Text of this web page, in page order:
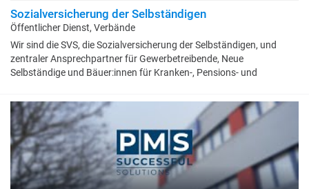
Sozialversicherung der Selbständigen
Öffentlicher Dienst, Verbände
Wir sind die SVS, die Sozialversicherung der Selbständigen, und
zentraler Ansprechpartner für Gewerbetreibende, Neue
Selbständige und Bäuer:innen für Kranken-, Pensions- und
Kundenberater:innen, IT-Spezialist:innen oder
Gesundheitsförderungs-Profis, tragen somit die Verantwortung für
die Sicherheit, Gesundheit, Lebensqualität und Pensionen von rund
1,3 Mio. Menschen in Österreich. Das spiegelt auch unser
Leitspruch „Gemeinsam gesünder“ wider: Gemeinsam gesünder
heißt, dass eine große Versichertengemeinschaft füreinander da ist
– von der Geburt bis ins hohe Alter.